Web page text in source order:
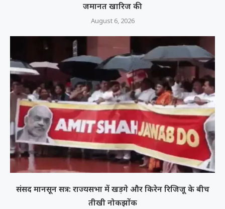
जमानत खारिज की
August 6, 2026
संसद मानसून सत्र: राज्यसभा में खड़गे और किरेन रिजिजू के बीच
तीखी नोकझोंक